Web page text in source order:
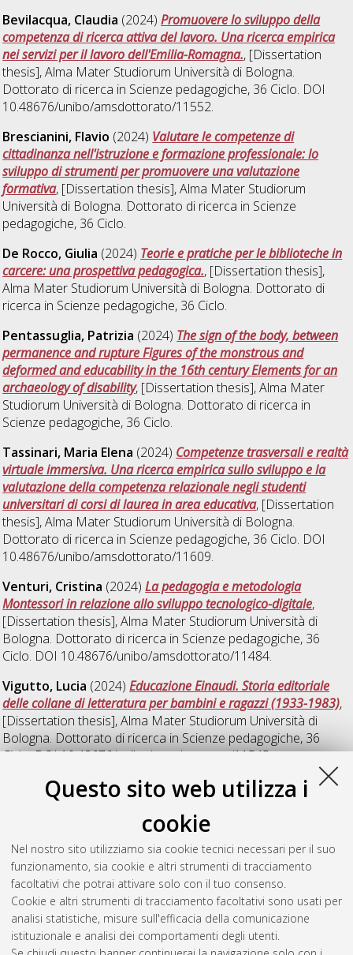
Questo sito web utilizza i
cookie
Nel nostro sito utilizziamo sia cookie tecnici necessari per il suo
funzionamento, sia cookie e altri strumenti di tracciamento
facoltativi che potrai attivare solo con il tuo consenso.
Cookie e altri strumenti di tracciamento facoltativi sono usati per
analisi statistiche, misure sull'efficacia della comunicazione
istituzionale e analisi dei comportamenti degli utenti.
Bevilacqua, Claudia (2024)Promuovere lo sviluppo della
competenza di ricerca attiva del lavoro. Una ricerca empirica
nei servizi per il lavoro dell'Emilia-Romagna., [Dissertation
thesis], Alma Mater Studiorum Università di Bologna.
Dottorato di ricerca in Scienze pedagogiche, 36 Ciclo. DOI
10.48676/unibo/amsdottorato/11552.
Brescianini, Flavio (2024) Valutare le competenze di
cittadinanza nell'istruzione e formazione professionale: lo
sviluppo di strumenti per promuovere una valutazione
formativa, [Dissertation thesis], Alma Mater Studiorum
Università di Bologna. Dottorato di ricerca in Scienze
pedagogiche, 36 Ciclo.
De Rocco, Giulia (2024) Teorie e pratiche per le biblioteche in
carcere: una prospettiva pedagogica., [Dissertation thesis],
Alma Mater Studiorum Università di Bologna. Dottorato di
ricerca in Scienze pedagogiche, 36 Ciclo.
Pentassuglia, Patrizia (2024) The sign of the body, between
permanence and rupture Figures of the monstrous and
deformed and educability in the 16th century Elements for an
archaeology of disability, [Dissertation thesis], Alma Mater
Studiorum Università di Bologna. Dottorato di ricerca in
Scienze pedagogiche, 36 Ciclo.
Tassinari, Maria Elena (2024) Competenze trasversali e realtà
virtuale immersiva. Una ricerca empirica sullo sviluppo e la
valutazione della competenza relazionale negli studenti
universitari di corsi di laurea in area educativa, [Dissertation
thesis], Alma Mater Studiorum Università di Bologna.
Dottorato di ricerca in Scienze pedagogiche, 36 Ciclo. DOI
10.48676/unibo/amsdottorato/11609.
Venturi, Cristina (2024)La pedagogia e metodologia
Montessori in relazione allo sviluppo tecnologico-digitale,
[Dissertation thesis], Alma Mater Studiorum Università di
Bologna. Dottorato di ricerca in Scienze pedagogiche, 36
Ciclo. DOI 10.48676/unibo/amsdottorato/11484.
Vigutto, Lucia (2024)Educazione Einaudi. Storia editoriale
delle collane di letteratura per bambini e ragazzi (1933-1983),
[Dissertation thesis], Alma Mater Studiorum Università di
Bologna. Dottorato di ricerca inScienze pedagogiche, 36
Ciclo. DOI 10.48676/unibo/amsdottorato/11545.
Zhai, Yujia(2024)Promuovere l'autovalutazione e il
miglioramento delle strategie di apprendimento degli studenti
internazionali cinesi: una ricerca empirica presso l'Università di
, [Dissertation thesis], Alma Mater Studiorum
Università di Bologna. Dottorato di ricerca inScienze
pedagogiche, 36 Ciclo.
Questa lista e' stata generata il Thu Aug 6 20:40:13 2026